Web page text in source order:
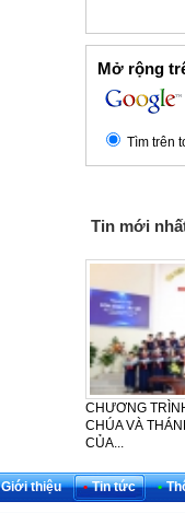
Mở rộng
Tìm trên
Tin mới
CẢM TẠ –
42 CỦA BAN
VĨNH...
Giới thiệu • Tin tức •